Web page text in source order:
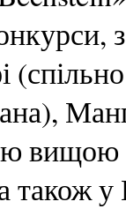
також у